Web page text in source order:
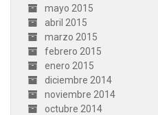
mayo 2015
abril 2015
marzo 2015
febrero 2015
enero 2015
diciembre 2014
noviembre 2014
octubre 2014